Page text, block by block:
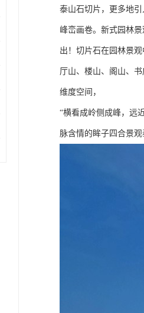
泰山石切片，更多地
峰峦画卷。新式园林
出！切片石在园林景
厅山、楼山、阁山、
维度空间，
“横看成岭侧成峰，远
脉含情的眸子四合景